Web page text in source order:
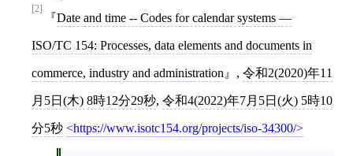
[2]
Date and time -- Codes for calendar systems —
ISO/TC 154: Processes, data elements and documents in
commerce, industry and administration , 令和2(2020)年11
月5日(木) 8時12分29秒, 令和4(2022)年7月5日(火) 5時10
分5秒 https://www.isotc154.org/projects/iso-34300/